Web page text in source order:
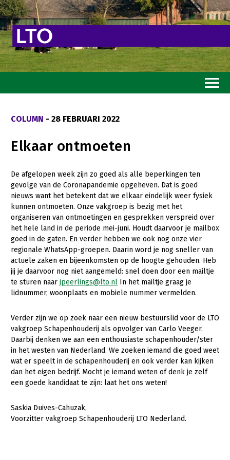
Goed eten
Mooi groen
Sterk ondernemerschap
Transitiepaden
Thema’s
Gezonde planten
Gezonde dieren
Natuur, klimaat en energie
Platteland en omgeving
Mens, ondernemerschap en onderwijs
Internationaal
Sectoren
Biologische Landbouw
Plant
COLUMN - 28 FEBRUARI 2022
Elkaar ontmoeten
De afgelopen week zijn zo goed als alle beperkingen ten
gevolge van de Coronapandemie opgeheven. Dat is goed
nieuws want het betekent dat we elkaar eindelijk weer fysiek
kunnen ontmoeten. Onze vakgroep is bezig met het
organiseren van ontmoetingen en gesprekken verspreid over
het hele land in de periode mei-juni. Houdt daarvoor je mailbox
goed in de gaten. En verder hebben we ook nog onze vier
regionale WhatsApp-groepen. Daarin word je nog sneller van
actuele zaken en bijeenkomsten op de hoogte gehouden. Heb
jij je daarvoor nog niet aangemeld: snel doen door een mailtje
te sturen naar jpeerlings@lto.nl In het mailtje graag je
lidnummer, woonplaats en mobiele nummer vermelden.
Verder zijn we op zoek naar een nieuw bestuurslid voor de LTO
vakgroep Schapenhouderij als opvolger van Carlo Veeger.
Daarbij denken we aan een enthousiaste schapenhouder/ster
in het westen van Nederland. We zoeken iemand die goed weet
wat er speelt in de schapenhouderij en ook verder kan kijken
dan het eigen bedrijf. Mocht je iemand weten of denk je zelf
een goede kandidaat te zijn: laat het ons weten!
Saskia Duives-Cahuzak,
Voorzitter vakgroep Schapenhouderij LTO Nederland.